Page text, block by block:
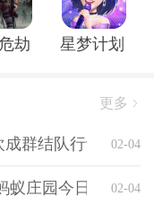
劫 星梦计划
更多
群结队行动 神奇
02-04
蚁庄园今日课堂答
02-04